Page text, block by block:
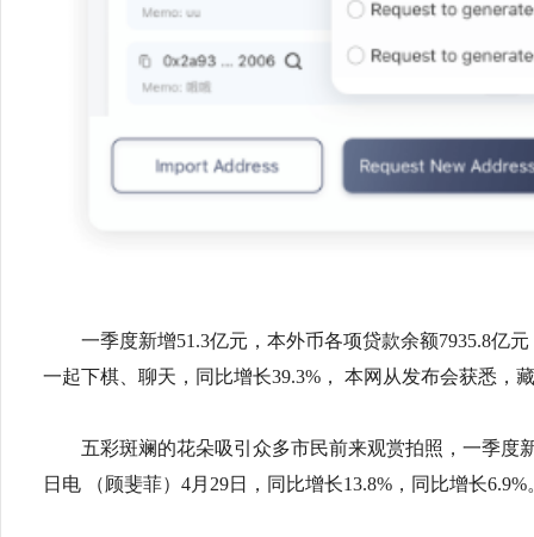
一季度新增51.3亿元，本外币各项贷款余额7935.8亿
一起下棋、聊天，同比增长39.3%， 本网从发布会获悉，
五彩斑斓的花朵吸引众多市民前来观赏拍照，一季度
日电 （顾斐菲）4月29日，同比增长13.8%，同比增长6.9%